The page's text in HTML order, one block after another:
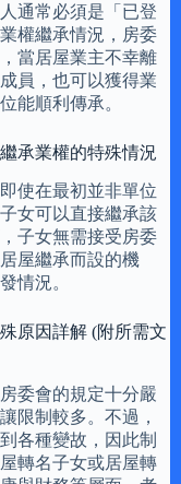
通常必須是「已登
權繼承情況，房委
當居屋業主不幸離
員，也可以獲得業
能順利傳承。
承業權的特殊情況
使在最初並非單位
女可以直接繼承該
子女無需接受房委
屋繼承而設的機
情況。
原因詳解 (附所需文
委會的規定十分嚴
限制較多。不過，
各種變故，因此制
轉名子女或居屋轉